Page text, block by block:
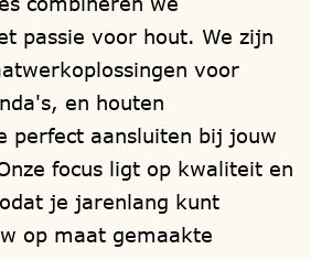
langs voor een
Ons bedrijf
tot en met
tot 17.00 uur. Maak snel
telefoon 0315-785284 of
,houtsoorten
passie voor hout. We zijn
voor
en houten
perfect aansluiten bij jouw
focus ligt op kwaliteit en
je jarenlang kunt
op maat gemaakte